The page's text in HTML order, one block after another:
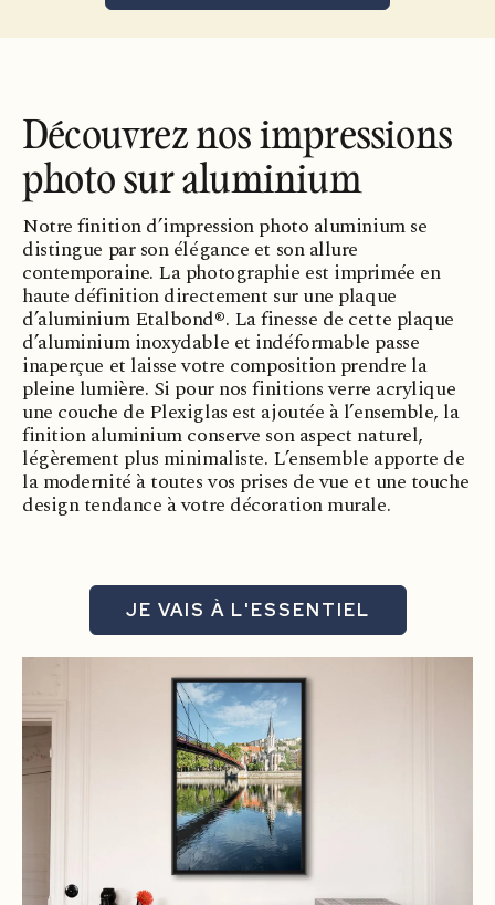
Découvrez nos impressions
photo sur aluminium
Notre finition d’impression photo aluminium se
distingue par son élégance et son allure
contemporaine. La photographie est imprimée en
haute définition directement sur une plaque
d’aluminium Etalbond®. La finesse de cette plaque
d’aluminium inoxydable et indéformable passe
inaperçue et laisse votre composition prendre la
pleine lumière. Si pour nos finitions verre acrylique
une couche de Plexiglas est ajoutée à l’ensemble, la
finition aluminium conserve son aspect naturel,
légèrement plus minimaliste. L’ensemble apporte de
la modernité à toutes vos prises de vue et une touche
design tendance à votre décoration murale.
JE VAIS À L'ESSENTIEL